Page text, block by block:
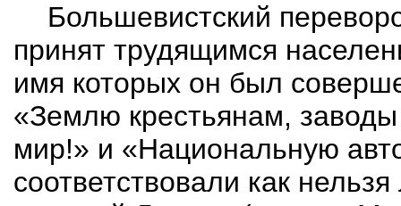
Большевистский
принят трудящимся
имя которых он был
«Землю крестьянам,
мир!» и «Национальную
соответствовали как